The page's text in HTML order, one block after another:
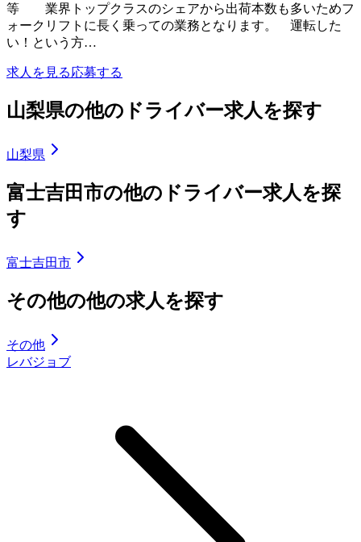
等 業界トップクラスのシェアから出荷本数も多いためフ
ォークリフトに長く乗っての業務となります。 運転した
い！という方…
求人を見る応募する
山梨県の他のドライバー求人を探す
山梨県
富士吉田市の他のドライバー求人を探
す
富士吉田市
その他の他の求人を探す
その他
レバジョブ